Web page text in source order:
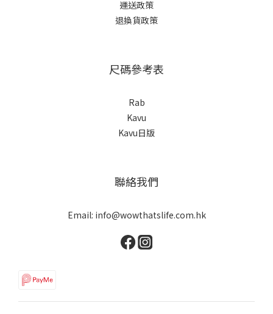
運送政策
退換貨政策
尺碼參考表
Rab
Kavu
Kavu日版
聯絡我們
Email: info@wowthatslife.com.hk